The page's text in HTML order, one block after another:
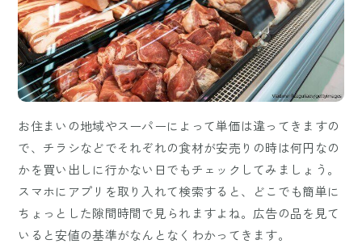
お住まいの地域やスーパーによって単価は違ってきますの
で、チラシなどでそれぞれの食材が安売りの時は何円なの
かを買い出しに行かない日でもチェックしてみましょう。
スマホにアプリを取り入れて検索すると、どこでも簡単に
ちょっとした隙間時間で見られますよね。広告の品を見て
いると安値の基準がなんとなくわかってきます。